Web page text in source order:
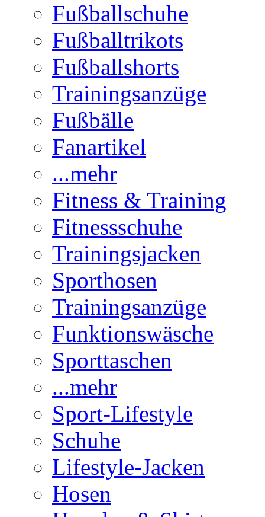
Fußballschuhe
Fußballtrikots
Fußballshorts
Trainingsanzüge
Fußbälle
Fanartikel
...mehr
Fitness & Training
Fitnessschuhe
Trainingsjacken
Sporthosen
Trainingsanzüge
Funktionswäsche
Sporttaschen
...mehr
Sport-Lifestyle
Schuhe
Lifestyle-Jacken
Hosen